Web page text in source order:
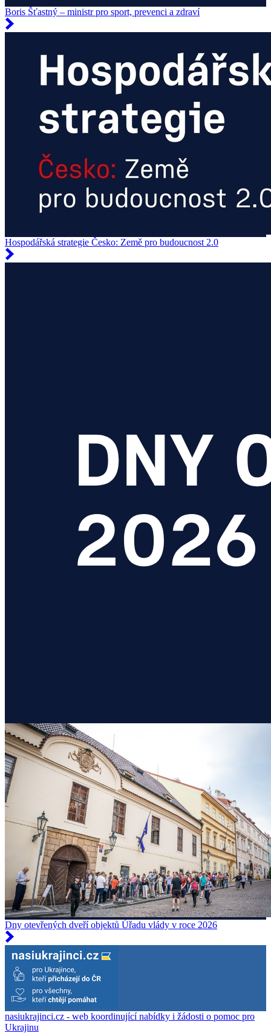
Boris Šťastný – ministr pro sport, prevenci a zdraví
Hospodářská strategie Česko: Země pro budoucnost 2.0
Dny otevřených dveří objektů Úřadu vlády v roce 2026
nasiukrajinci.cz - web koordinující nabídky i žádosti o pomoc pro
Ukrajinu